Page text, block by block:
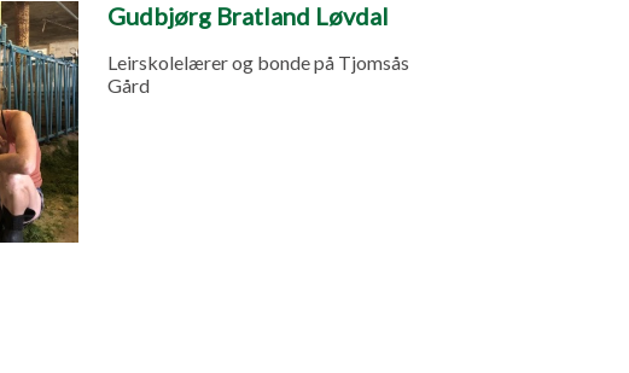
Gudbjørg Bratland Løvdal
Leirskolelærer og bonde på Tjomsås
Gård